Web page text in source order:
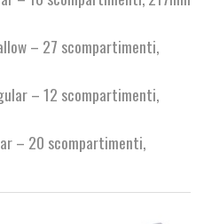
– 27 scompartimenti,
– 12 scompartimenti,
– 20 scompartimenti,